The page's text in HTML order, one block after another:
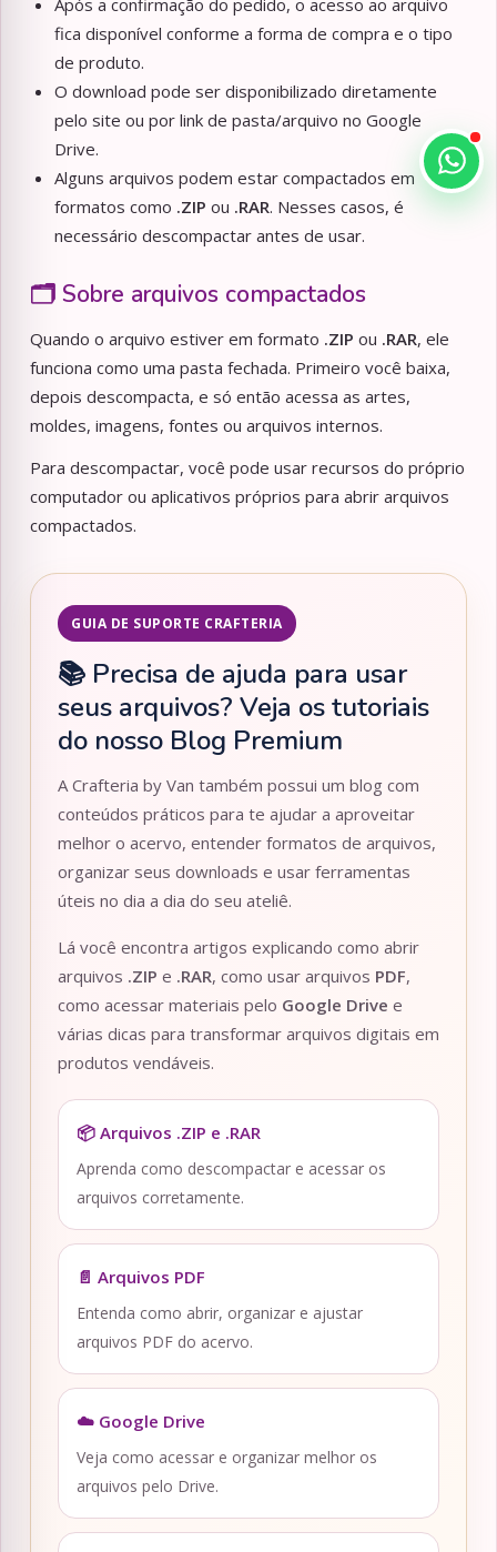
fica disponível conforme a forma de compra e o tipo
de produto.
O download pode ser disponibilizado diretamente
pelo site ou por link de pasta/arquivo no Google
Drive.
Alguns arquivos podem estar compactados em
formatos como .ZIP ou .RAR. Nesses casos, é
necessário descompactar antes de usar.
🗂️ Sobre arquivos compactados
Quando o arquivo estiver em formato .ZIP ou .RAR, ele
funciona como uma pasta fechada. Primeiro você baixa,
depois descompacta, e só então acessa as artes,
moldes, imagens, fontes ou arquivos internos.
Para descompactar, você pode usar recursos do próprio
computador ou aplicativos próprios para abrir arquivos
compactados.
GUIA DE SUPORTE CRAFTERIA
📚 Precisa de ajuda para usar
seus arquivos? Veja os tutoriais
do nosso Blog Premium
A Crafteria by Van também possui um blog com
conteúdos práticos para te ajudar a aproveitar
melhor o acervo, entender formatos de arquivos,
organizar seus downloads e usar ferramentas
úteis no dia a dia do seu ateliê.
Lá você encontra artigos explicando como abrir
arquivos .ZIP e .RAR, como usar arquivos PDF,
como acessar materiais pelo Google Drive e
várias dicas para transformar arquivos digitais em
produtos vendáveis.
📦 Arquivos .ZIP e .RAR
Aprenda como descompactar e acessar os
arquivos corretamente.
📄 Arquivos PDF
Entenda como abrir, organizar e ajustar
arquivos PDF do acervo.
☁️ Google Drive
Veja como acessar e organizar melhor os
arquivos pelo Drive.